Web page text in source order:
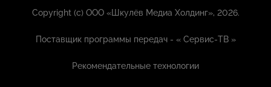
Copyright (с) ООО «Шкулёв Медиа Холдинг», 2026.
Поставщик программы передач - «Сервис-ТВ »
Рекомендательные технологии